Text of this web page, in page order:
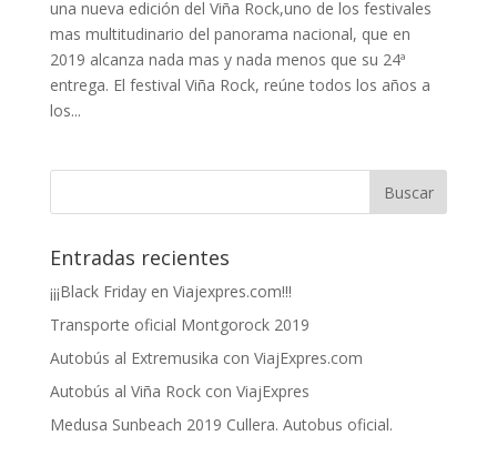
una nueva edición del Viña Rock,uno de los festivales
mas multitudinario del panorama nacional, que en
2019 alcanza nada mas y nada menos que su 24ª
entrega. El festival Viña Rock, reúne todos los años a
los...
Entradas recientes
¡¡¡Black Friday en Viajexpres.com!!!
Transporte oficial Montgorock 2019
Autobús al Extremusika con ViajExpres.com
Autobús al Viña Rock con ViajExpres
Medusa Sunbeach 2019 Cullera. Autobus oficial.